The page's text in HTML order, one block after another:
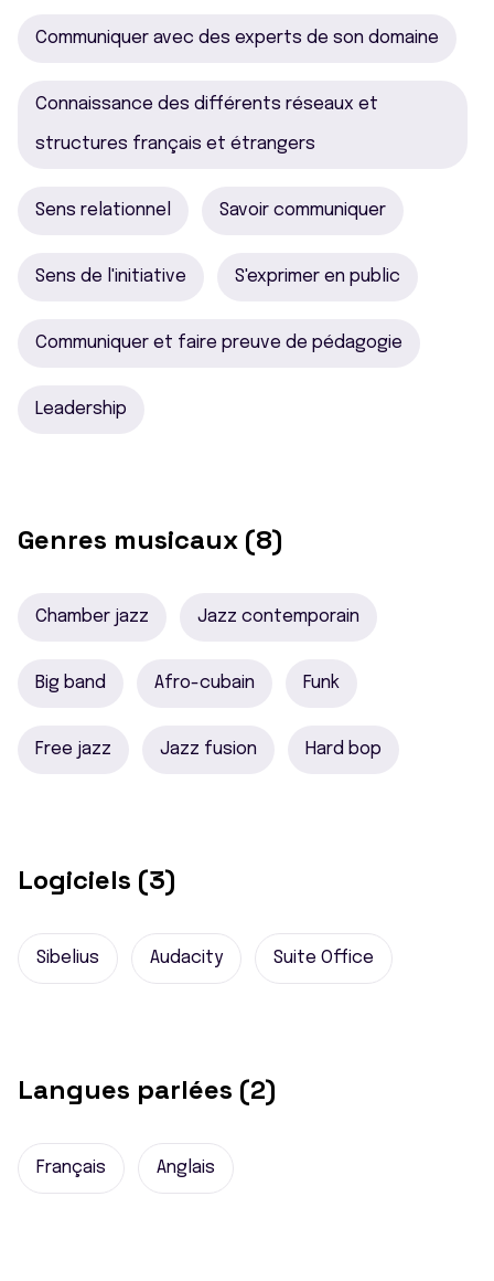
Communiquer avec des experts de son domaine
Connaissance des différents réseaux et
structures français et étrangers
Sens relationnel Savoir communiquer
Sens de l'initiative S'exprimer en public
Communiquer et faire preuve de pédagogie
Leadership
Genres musicaux (8)
Chamber jazz Jazz contemporain
Big band Afro-cubain Funk
Free jazz Jazz fusion Hard bop
Logiciels (3)
Sibelius Audacity Suite Office
Langues parlées (2)
Français Anglais